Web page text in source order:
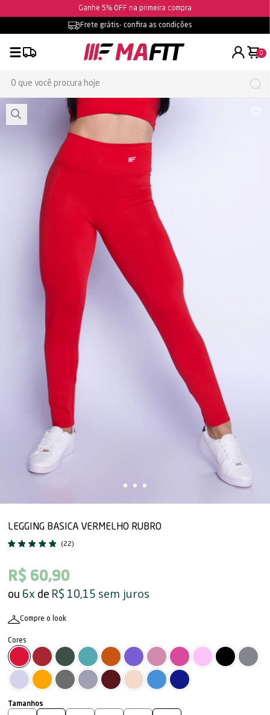
Ganhe 5% OFF na primeira compra
Frete grátis- confira as condições
0
LEGGING BASICA VERMELHO RUBRO
(22)
R$ 60,90
6x R$ 10,15 sem juros
Compre o look